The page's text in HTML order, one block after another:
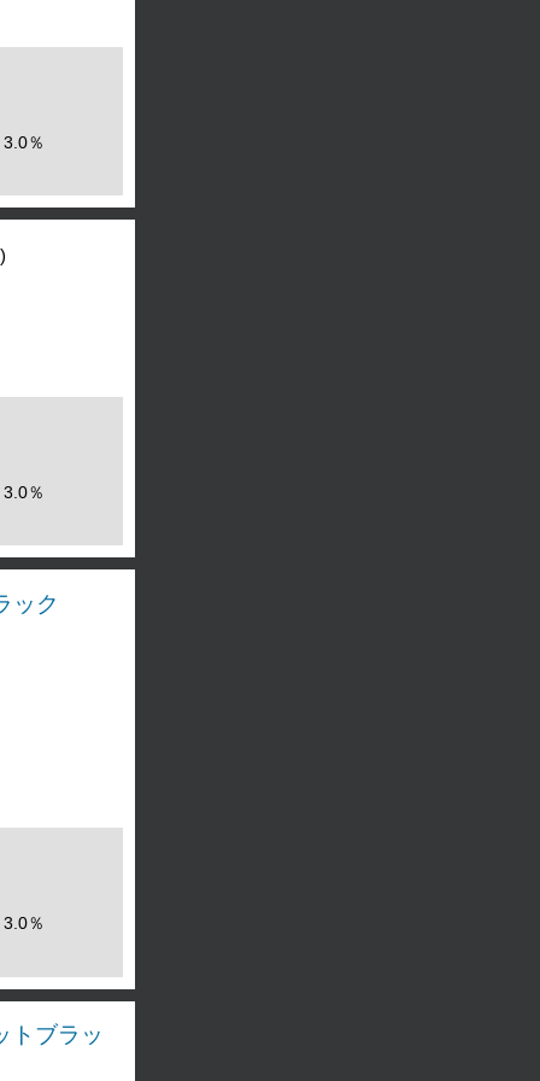
％
％
ック
％
トブラッ